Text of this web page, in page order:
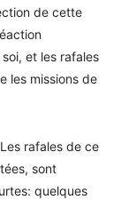
de cette
et les rafales
les missions de
rafales de ce
sont
quelques